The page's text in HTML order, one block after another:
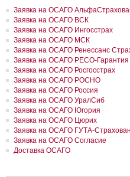
РОСГОССТРАХ застрахует по
Республики
РОСГОССТРАХ в Москве и
сумму 26,2 млн рублей
РОСГОССТРАХ урегулировал
причиненных природными
РОСГОССТРАХ урегулировал
причиненных природными
РОСГОССТРАХ выплатил
оборудование
РОСГОССТРАХ в Чувашии
рублей
РОСГОССТРАХ в Чувашии
ущербу, причиненному
РОСГОССТРАХ подписал
РОСГОССТРАХ в Красноярском
сумму 34 млн рублей
РОСГОССТРАХ во
Заявка на ОСАГО
Заявка на ОСАГО ВСК
Заявка на ОСАГО Ингосстрах
Заявка на ОСАГО МСК
Заявка на ОСАГО Ренессанс
Заявка на ОСАГО РЕСО-Гарантия
Заявка на ОСАГО Росгосстрах
Заявка на ОСАГО РОСНО
Заявка на ОСАГО Россия
Заявка на ОСАГО УралСиб
Заявка на ОСАГО Югория
Заявка на ОСАГО Цюрих
Заявка на ОСАГО ГУТА-
Заявка на ОСАГО Согласие
Доставка ОСАГО